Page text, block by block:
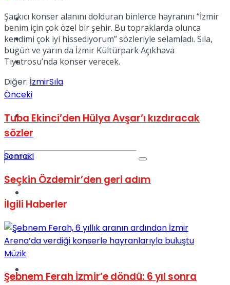
Kadınca
Dünya
Spor
Podcast
No Result
View All Result
Şarkıcı konser alanını dolduran binlerce hayranını “İzmir
benim için çok özel bir şehir. Bu topraklarda olunca
kendimi çok iyi hissediyorum” sözleriyle selamladı. Sıla,
bugün ve yarın da İzmir Kültürpark Açıkhava
Tiyatrosu’nda konser verecek.
Diğer: İzmirSıla
Önceki
Tuba Ekinci’den Hülya Avşar’ı kızdıracak
sözler
Sonraki
Seçkin Özdemir’den geri adım
İlgili Haberler
Müzik
Şebnem Ferah İzmir’e döndü: 6 yıl sonra